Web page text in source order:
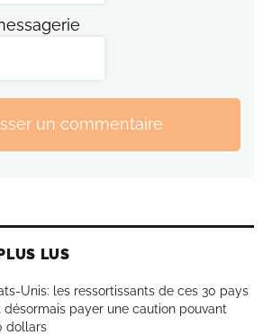
un commentaire
LUS
Unis: les ressortissants de ces 30 pays
payer une caution pouvant
dollars